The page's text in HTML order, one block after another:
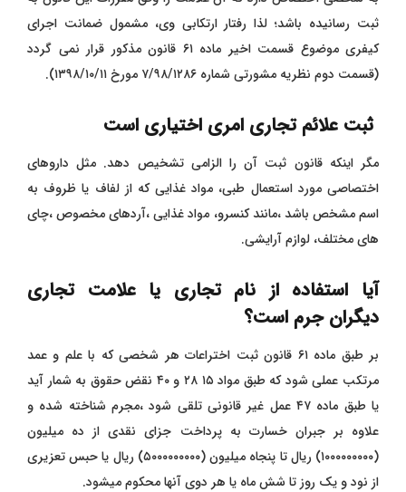
ثبت رسانیده باشد؛ لذا رفتار ارتکابی وی، مشمول ضمانت اجرای
کیفری موضوع قسمت اخیر ماده ۶۱ قانون مذکور قرار نمی گردد
(قسمت دوم نظریه مشورتی شماره ۷/۹۸/۱۲۸۶ مورخ ۱۳۹۸/۱۰/۱۱).
ثبت علائم تجاری امری اختیاری است
مگر اینکه قانون ثبت آن را الزامی تشخیص دهد. مثل داروهای
اختصاصی مورد استعمال طبی، مواد غذایی که از لفاف یا ظروف به
اسم مشخص باشد ،مانند کنسرو، مواد غذایی ،آردهای مخصوص ،چای
های مختلف، لوازم آرایشی.
آیا استفاده از نام تجاری یا علامت تجاری
دیگران جرم است؟
بر طبق ماده ۶۱ قانون ثبت اختراعات هر شخصی که با علم و عمد
مرتکب عملی شود که طبق مواد ۱۵ ۲۸ و ۴۰ نقض حقوق به شمار آید
یا طبق ماده ۴۷ عمل غیر قانونی تلقی شود ،مجرم شناخته شده و
علاوه بر جبران خسارت به پرداخت جزای نقدی از ده میلیون
(۱۰۰۰۰۰۰۰۰۰) ریال تا پنجاه میلیون (۵۰۰۰۰۰۰۰۰۰) ریال یا حبس تعزیری
از نود و یک روز تا شش ماه یا هر دوی آنها محکوم میشود.